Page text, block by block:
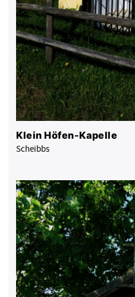
Klein Höfen-Kapelle
Scheibbs